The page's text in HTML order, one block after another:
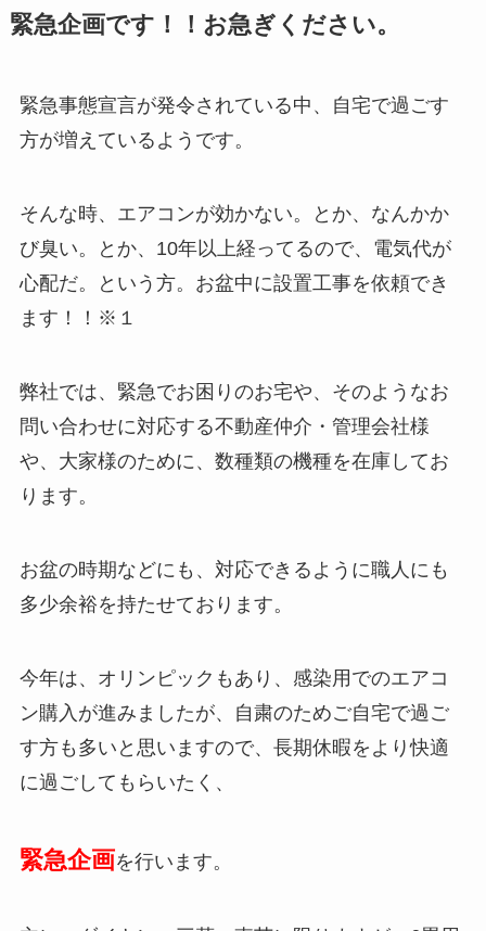
緊急企画です！！お急ぎください。
緊急事態宣言が発令されている中、自宅で過ごす
方が増えているようです。
そんな時、エアコンが効かない。とか、なんかか
び臭い。とか、10年以上経ってるので、電気代が
心配だ。という方。お盆中に設置工事を依頼でき
ます！！※１
弊社では、緊急でお困りのお宅や、そのようなお
問い合わせに対応する不動産仲介・管理会社様
や、大家様のために、数種類の機種を在庫してお
ります。
お盆の時期などにも、対応できるように職人にも
多少余裕を持たせております。
今年は、オリンピックもあり、感染用でのエアコ
ン購入が進みましたが、自粛のためご自宅で過ご
す方も多いと思いますので、長期休暇をより快適
に過ごしてもらいたく、
緊急企画を行います。